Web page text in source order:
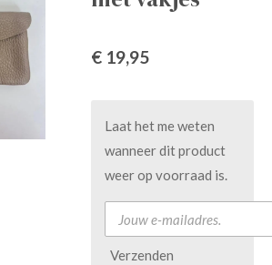
€ 19,95
Laat het me weten
wanneer dit product
weer op voorraad is.
Verzenden